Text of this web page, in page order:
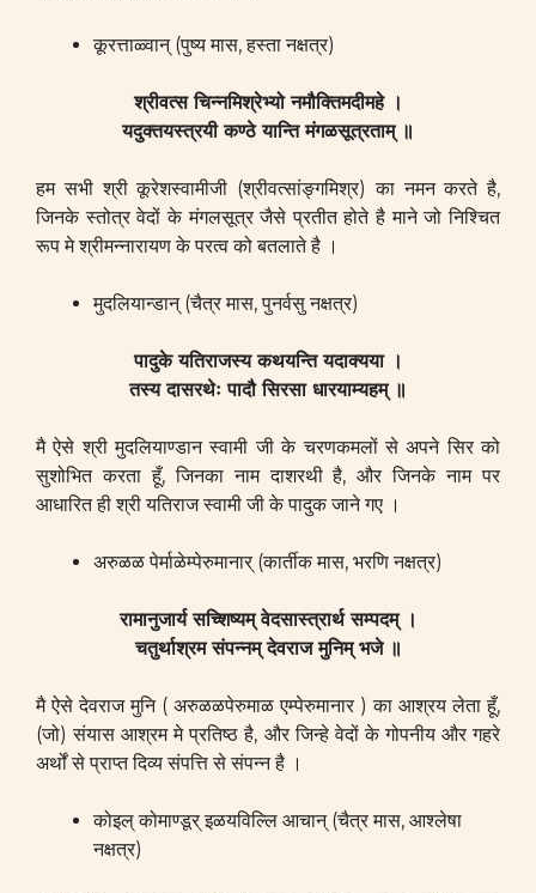
कूरत्ताळ्वान् (पुष्य मास, हस्ता नक्षत्र)
श्रीवत्स चिन्नमिश्रेभ्यो नमौक्तिमदीमहे ।
यदुक्तयस्त्रयी कण्ठे यान्ति मंगळसूत्रताम् ॥
हम सभी श्री कूरेशस्वामीजी (श्रीवत्सांङ्गमिश्र) का नमन करते है,
जिनके स्तोत्र वेदों के मंगलसूत्र जैसे प्रतीत होते है माने जो निश्चित
रूप मे श्रीमन्नारायण के परत्व को बतलाते है ।
मुदलियान्डान् (चैत्र मास, पुनर्वसु नक्षत्र)
पादुके यतिराजस्य कथयन्ति यदाक्यया ।
तस्य दासरथेः पादौ सिरसा धारयाम्यहम् ॥
मै ऐसे श्री मुदलियाण्डान स्वामी जी के चरणकमलों से अपने सिर को
सुशोभित करता हूँ, जिनका नाम दाशरथी है, और जिनके नाम पर
आधारित ही श्री यतिराज स्वामी जी के पादुक जाने गए ।
अरुळळ पेर्माळेम्पेरुमानार् (कार्तीक मास, भरणि नक्षत्र)
रामानुजार्य सच्शिष्यम् वेदसास्त्रार्थ सम्पदम् ।
चतुर्थाश्रम संपन्नम् देवराज मुनिम् भजे ॥
मै ऐसे देवराज मुनि ( अरुळळपेरुमाळ एम्पेरुमानार ) का आश्रय लेता हूँ,
(जो) संयास आश्रम मे प्रतिष्ठ है, और जिन्हे वेदों के गोपनीय और गहरे
अर्थों से प्राप्त दिव्य संपत्ति से संपन्न है ।
कोइल् कोमाण्डूर् इळयविल्लि आचान् (चैत्र मास, आश्लेषा
नक्षत्र)